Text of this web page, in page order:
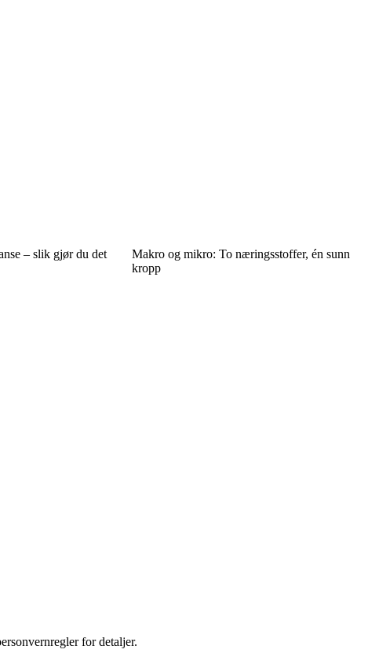
– slik gjør du det
Makro og mikro: To næringsstoffer, én sunn
kropp
for detaljer.